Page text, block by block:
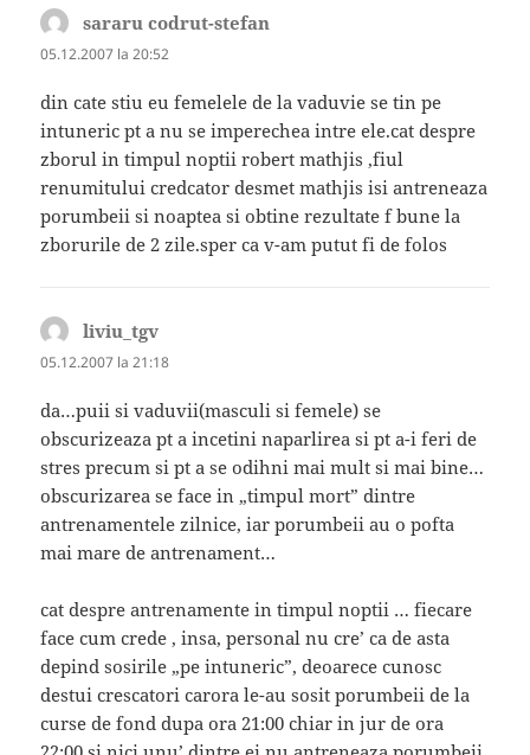
sararu codrut-stefan
05.12.2007 la 20:52
din cate stiu eu femelele de la vaduvie se tin pe
intuneric pt a nu se imperechea intre ele.cat despre
zborul in timpul noptii robert mathjis ,fiul
renumitului credcator desmet mathjis isi antreneaza
porumbeii si noaptea si obtine rezultate f bune la
zborurile de 2 zile.sper ca v-am putut fi de folos
liviu_tgv
05.12.2007 la 21:18
da…puii si vaduvii(masculi si femele) se
obscurizeaza pt a incetini naparlirea si pt a-i feri de
stres precum si pt a se odihni mai mult si mai bine…
obscurizarea se face in „timpul mort” dintre
antrenamentele zilnice, iar porumbeii au o pofta
mai mare de antrenament…
cat despre antrenamente in timpul noptii … fiecare
face cum crede , insa, personal nu cre’ ca de asta
depind sosirile „pe intuneric”, deoarece cunosc
destui crescatori carora le-au sosit porumbeii de la
curse de fond dupa ora 21:00 chiar in jur de ora